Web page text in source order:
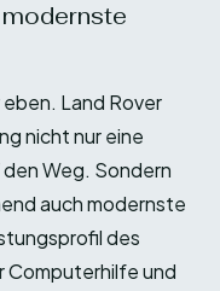
Land Rover
nicht nur eine
Weg. Sondern
auch modernste
des
Computerhilfe und